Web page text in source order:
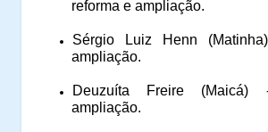
reforma e ampliação.
Sérgio Luiz Henn
ampliação.
Deuzuíta Freire
ampliação.